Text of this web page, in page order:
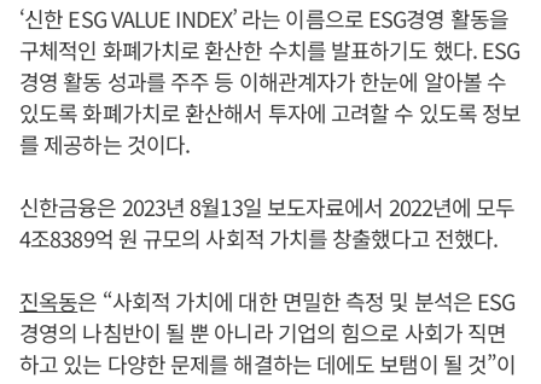
‘신한 ESG VALUE INDEX’ 라는 이름으로 ESG경영 활동을
구체적인 화폐가치로 환산한 수치를 발표하기도 했다. ESG
경영 활동 성과를 주주 등 이해관계자가 한눈에 알아볼 수
있도록 화폐가치로 환산해서 투자에 고려할 수 있도록 정보
를 제공하는 것이다.
신한금융은 2023년 8월13일 보도자료에서 2022년에 모두
4조8389억 원 규모의 사회적 가치를 창출했다고 전했다.
진옥동은 “사회적 가치에 대한 면밀한 측정 및 분석은 ESG
경영의 나침반이 될 뿐 아니라 기업의 힘으로 사회가 직면
하고 있는 다양한 문제를 해결하는 데에도 보탬이 될 것”이